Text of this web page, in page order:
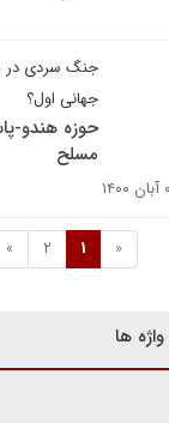
جنگ سردی در
جهانی اول؟
حوزه هندو-
مسلح
«
1
2
»
ها